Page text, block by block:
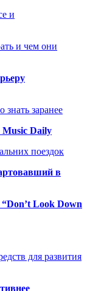
и
и чем они
заранее
Music Daily
поездок
в
Look Down
для развития